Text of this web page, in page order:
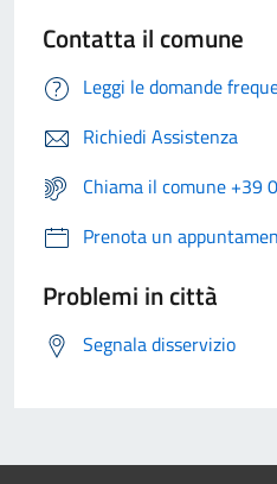
Contatta il comune
Leggi le domande
Richiedi Assistenza
Chiama il comune +39
Prenota un
Problemi in città
Segnala disservizio